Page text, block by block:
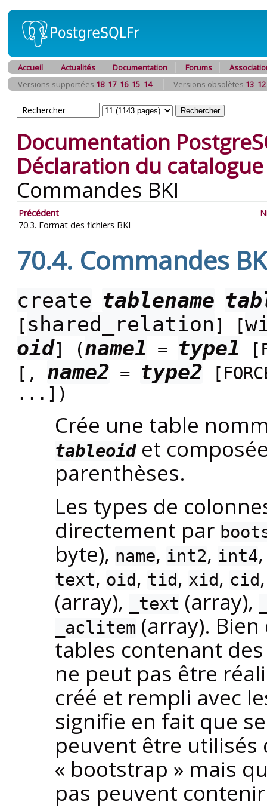
Accueil Actualités Documentation Forums
Versions supportées 18 17 16 15 14 Versions obsolètes 13 12
Documentation
Déclaration du
Commandes BKI
Précédent
70.3. Format des fichiers BKI
70.4. Commandes
create tablename
[ shared_relation ] [
oid] (name1 = type1 [
[ , name2 = type2 [
... ])
Crée une table
tableoidet
parenthèses.
Les types de
directement par
byte), name, int2, int4
text, oid, tid, xid, cid
(array),
_text (array),
_aclitem (array).
tables contenant
ne peut pas être
créé et rempli avec
signifie en fait que
peuvent être
« bootstrap » mais
pas peuvent